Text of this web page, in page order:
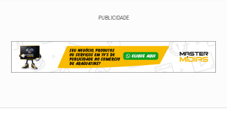
PUBLICIDADE